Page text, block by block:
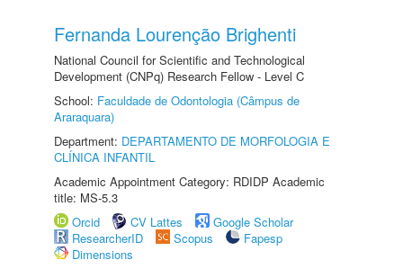
Fernanda Lourenção Brighenti
National Council for Scientific and Technological
Development (CNPq) Research Fellow - Level C
School: Faculdade de Odontologia (Câmpus de
Araraquara)
Department: DEPARTAMENTO DE MORFOLOGIA E
CLÍNICA INFANTIL
Academic Appointment Category: RDIDP Academic
title: MS-5.3
Orcid
CV Lattes
Google Scholar
ResearcherID
Scopus
Fapesp
Dimensions